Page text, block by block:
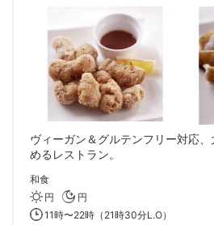
ヴィーガン＆グルテンフリー対応
めるレストラン。
和食
円
円
11時〜22時（21時30分L.O）